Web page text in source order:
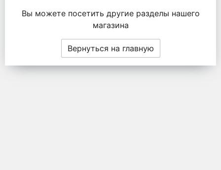
Вы можете посетить другие разделы нашего
магазина
Вернуться на главную